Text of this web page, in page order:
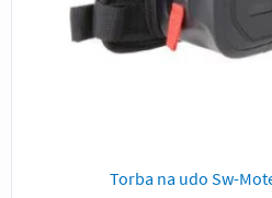
Torba na udo Sw-